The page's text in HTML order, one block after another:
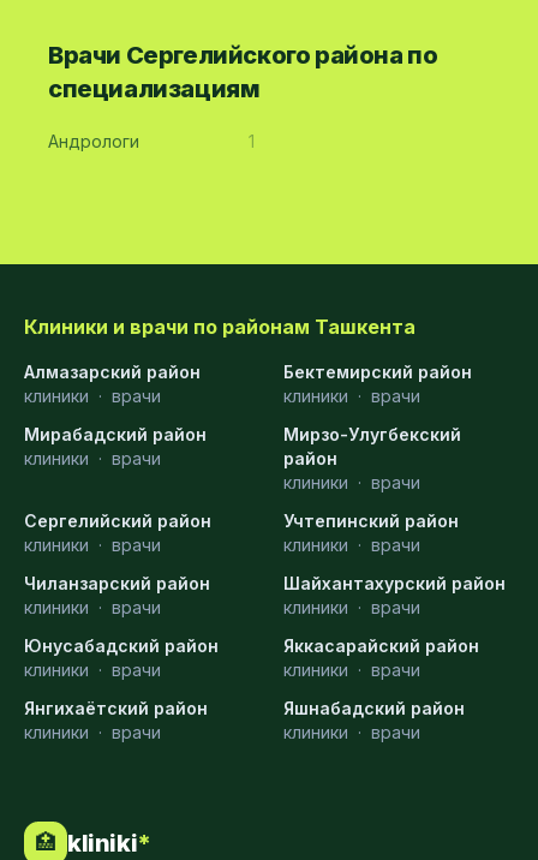
Врачи Сергелийского района по
специализациям
Андрологи 1
Клиники и врачи по районам Ташкента
Алмазарский район
клиники · врачи
Бектемирский район
клиники · врачи
Мирабадский район
клиники · врачи
Мирзо-Улугбекский
район
клиники · врачи
Сергелийский район
клиники · врачи
Учтепинский район
клиники · врачи
Чиланзарский район
клиники · врачи
Шайхантахурский район
клиники · врачи
Юнусабадский район
клиники · врачи
Яккасарайский район
клиники · врачи
Янгихаётский район
клиники · врачи
Яшнабадский район
клиники · врачи
🏥 kliniki*